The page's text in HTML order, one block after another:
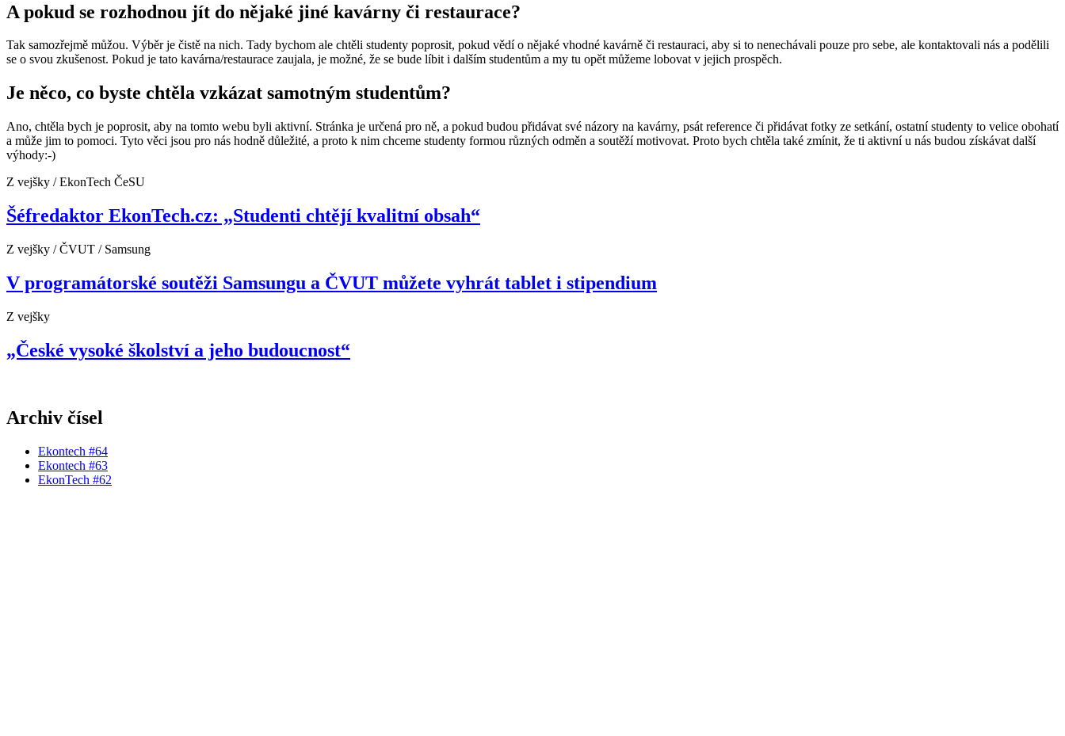
A pokud se rozhodnou jít do nějaké jiné kavárny či restaurace?
Tak samozřejmě můžou. Výběr je čistě na nich. Tady bychom ale chtěli studenty poprosit, pokud vědí o nějaké vhodné kavárně či restauraci, aby si to nenechávali pouze pro sebe, ale kontaktovali nás a podělili
se o svou zkušenost. Pokud je tato kavárna/restaurace zaujala, je možné, že se bude líbit i dalším studentům a my tu opět můžeme lobovat v jejich prospěch.
Je něco, co byste chtěla vzkázat samotným studentům?
Ano, chtěla bych je poprosit, aby na tomto webu byli aktivní. Stránka je určená pro ně, a pokud budou přidávat své názory na kavárny, psát reference či přidávat fotky ze setkání, ostatní studenty to velice obohatí
a může jim to pomoci. Tyto věci jsou pro nás hodně důležité, a proto k nim chceme studenty formou různých odměn a soutěží motivovat. Proto bych chtěla také zmínit, že ti aktivní u nás budou získávat další
výhody:-)
Z vejšky / EkonTech ČeSU
Šéfredaktor EkonTech.cz: „Studenti chtějí kvalitní obsah“
Z vejšky / ČVUT / Samsung
V programátorské soutěži Samsungu a ČVUT můžete vyhrát tablet i stipendium
Z vejšky
„České vysoké školství a jeho budoucnost“
Archiv čísel
Ekontech #64
Ekontech #63
EkonTech #62